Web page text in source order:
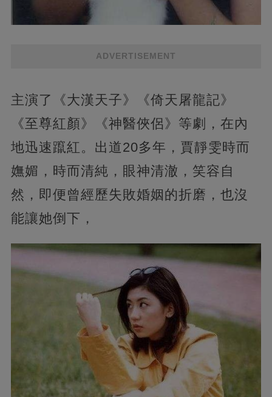
ADVERTISEMENT
主演了《大漢天子》《倚天屠龍記》
《至尊紅顏》《神醫俠侶》等劇，在內
地迅速躥紅。出道20多年，賈靜雯時而
嫵媚，時而清純，眼神清澈，笑容自
然，即便曾經歷失敗婚姻的折磨，也沒
能讓她倒下，